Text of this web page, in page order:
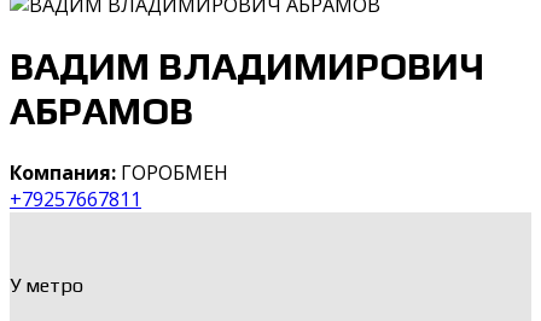
ВАДИМ ВЛАДИМИРОВИЧ
АБРАМОВ
Компания: ГОРОБМЕН
+79257667811
У метро